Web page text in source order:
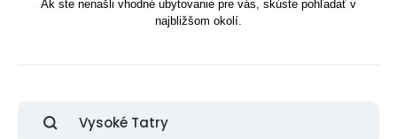
Ak ste nenašli vhodné ubytovanie pre vás, skúste pohľadať v
najbližšom okolí.
Vysoké Tatry